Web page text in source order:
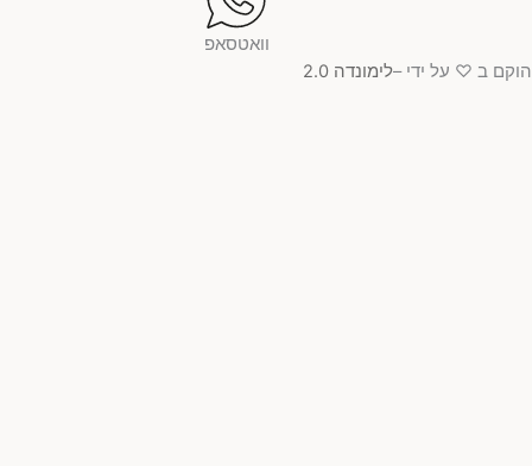
ב ♡ על ידי – לימונדה 2.0
וואטסאפ